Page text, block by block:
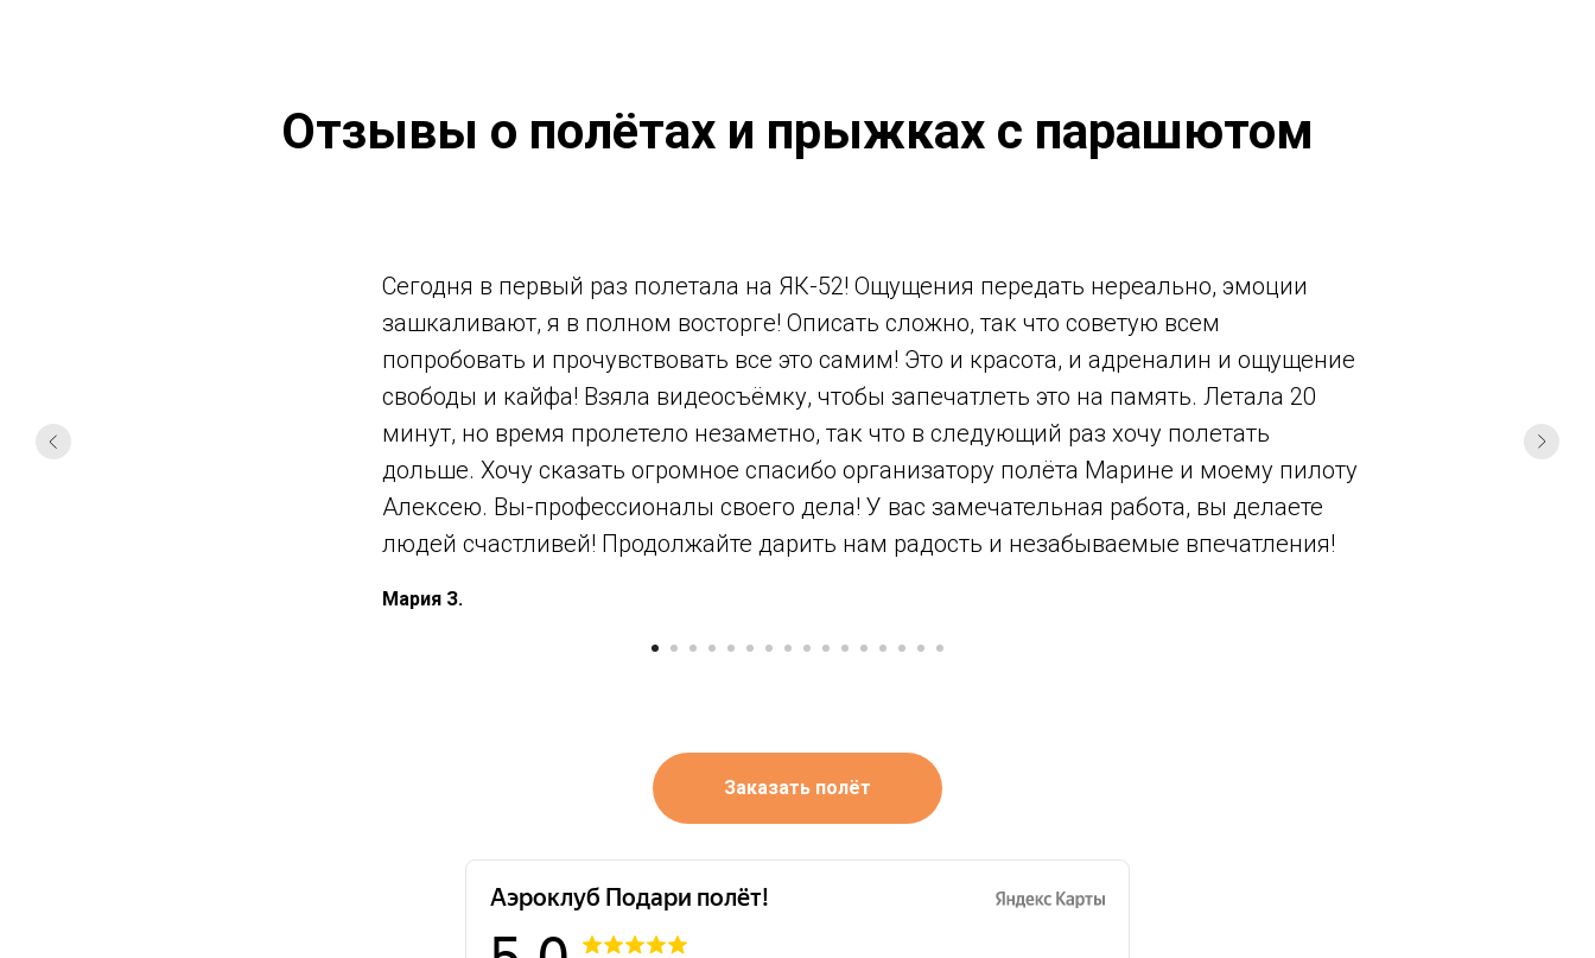
Отзывы о полётах и прыжках с парашютом
Сегодня в первый раз полетала на ЯК-52! Ощущения передать нереально, эмоции
зашкаливают, я в полном восторге! Описать сложно, так что советую всем
попробовать и прочувствовать все это самим! Это и красота, и адреналин и ощущение
свободы и кайфа! Взяла видеосъёмку, чтобы запечатлеть это на память. Летала 20
минут, но время пролетело незаметно, так что в следующий раз хочу полетать
дольше. Хочу сказать огромное спасибо организатору полёта Марине и моему пилоту
Алексею. Вы-профессионалы своего дела! У вас замечательная работа, вы делаете
людей счастливей! Продолжайте дарить нам радость и незабываемые впечатления!
Мария З.
Заказать полёт